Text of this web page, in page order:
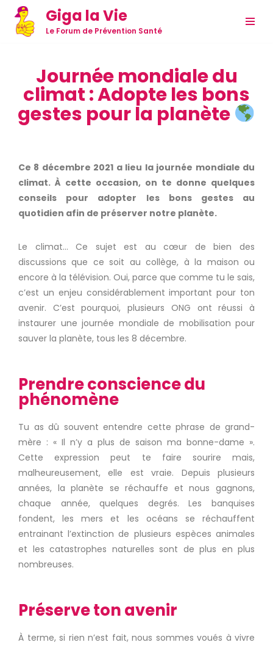
Aller
Giga la Vie
Le Forum de Prévention Santé
Journée mondiale du
climat : Adopte les bons
gestes pour la planète
Ce 8 décembre 2021 a lieu la journée mondiale du
climat. À cette occasion, on te donne quelques
conseils pour adopter les bons gestes au
quotidien afin de préserver notre planète.
Le climat… Ce sujet est au cœur de bien des
discussions que ce soit au collège, à la maison ou
encore à la télévision. Oui, parce que comme tu le sais,
c’est un enjeu considérablement important pour ton
avenir. C’est pourquoi, plusieurs ONG ont réussi à
instaurer une journée mondiale de mobilisation pour
sauver la planète, tous les 8 décembre.
Prendre conscience du
phénomène
Tu as dû souvent entendre cette phrase de grand-
mère : « Il n’y a plus de saison ma bonne-dame ».
Cette expression peut te faire sourire mais,
malheureusement, elle est vraie. Depuis plusieurs
années, la planète se réchauffe et nous gagnons,
chaque année, quelques degrés. Les banquises
fondent, les mers et les océans se réchauffent
entrainant l’extinction de plusieurs espèces animales
et les catastrophes naturelles sont de plus en plus
nombreuses.
Préserve ton avenir
À terme, si rien n’est fait, nous sommes voués à vivre